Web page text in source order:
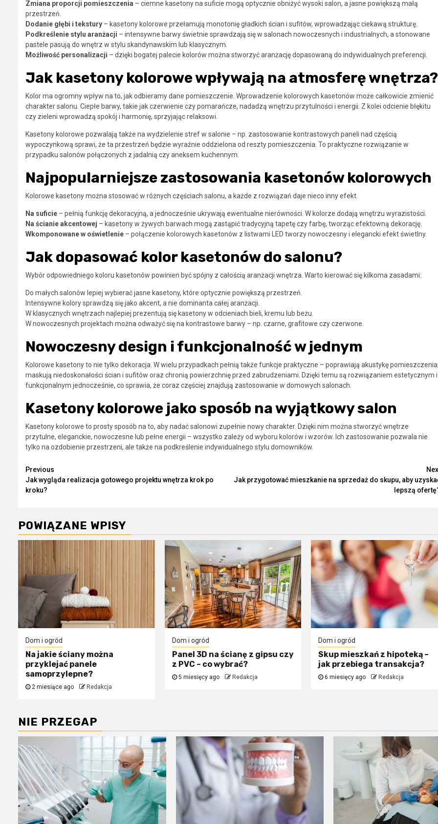
Zmiana proporcji pomieszczenia – ciemne kasetony na suficie mogą optycznie obniżyć wysoki salon, a jasne powiększą małą
przestrzeń.
Dodanie głębi i tekstury – kasetony kolorowe przełamują monotonię gładkich ścian i sufitów, wprowadzając ciekawą strukturę.
Podkreślenie stylu aranżacji – intensywne barwy świetnie sprawdzają się w salonach nowoczesnych i industrialnych, a stonowane
pastele pasują do wnętrz w stylu skandynawskim lub klasycznym.
Możliwość personalizacji – dzięki bogatej palecie kolorów można stworzyć aranżację dopasowaną do indywidualnych preferencji.
Jak kasetony kolorowe wpływają na atmosferę wnętrza?
Kolor ma ogromny wpływ na to, jak odbieramy dane pomieszczenie. Wprowadzenie kolorowych kasetonów może całkowicie zmienić
charakter salonu. Ciepłe barwy, takie jak czerwienie czy pomarańcze, nadadzą wnętrzu przytulności i energii. Z kolei odcienie błękitu
czy zieleni wprowadzą spokój i harmonię, sprzyjając relaksowi.
Kasetony kolorowe pozwalają także na wydzielenie stref w salonie – np. zastosowanie kontrastowych paneli nad częścią
wypoczynkową sprawi, że ta przestrzeń będzie wyraźnie oddzielona od reszty pomieszczenia. To praktyczne rozwiązanie w
przypadku salonów połączonych z jadalnią czy aneksem kuchennym.
Najpopularniejsze zastosowania kasetonów kolorowych
Kolorowe kasetony można stosować w różnych częściach salonu, a każde z rozwiązań daje nieco inny efekt.
Na suficie – pełnią funkcję dekoracyjną, a jednocześnie ukrywają ewentualne nierówności. W kolorze dodają wnętrzu wyrazistości.
Na ścianie akcentowej – kasetony w żywych barwach mogą zastąpić tradycyjną tapetę czy farbę, tworząc efektowną dekorację.
Wkomponowane w oświetlenie – połączenie kolorowych kasetonów z listwami LED tworzy nowoczesny i elegancki efekt świetlny.
Jak dopasować kolor kasetonów do salonu?
Wybór odpowiedniego koloru kasetonów powinien być spójny z całością aranżacji wnętrza. Warto kierować się kilkoma zasadami:
Do małych salonów lepiej wybierać jasne kasetony, które optycznie powiększą przestrzeń.
Intensywne kolory sprawdzą się jako akcent, a nie dominanta całej aranżacji.
W klasycznych wnętrzach najlepiej prezentują się kasetony w odcieniach bieli, kremu lub beżu.
W nowoczesnych projektach można odważyć się na kontrastowe barwy – np. czarne, grafitowe czy czerwone.
Nowoczesny design i funkcjonalność w jednym
Kolorowe kasetony to nie tylko dekoracja. W wielu przypadkach pełnią także funkcje praktyczne – poprawiają akustykę
maskują niedoskonałości ścian i sufitów oraz chronią powierzchnię przed zabrudzeniami. Dzięki temu są rozwiązaniem estetycznym i
funkcjonalnym jednocześnie, co sprawia, że coraz częściej znajdują zastosowanie w domowych salonach.
Kasetony kolorowe jako sposób na wyjątkowy salon
Kasetony kolorowe to prosty sposób na to, aby nadać salonowi zupełnie nowy charakter. Dzięki nim można stworzyć wnętrze
przytulne, eleganckie, nowoczesne lub pełne energii – wszystko zależy od wyboru kolorów i wzorów. Ich zastosowanie pozwala nie
tylko na ozdobienie przestrzeni, ale także na podkreślenie indywidualnego stylu domowników.
Continue
Reading
Previous
Jak wygląda realizacja gotowego projektu wnętrza krok po
kroku?
Jak przygotować mieszkanie na sprzedaż do skupu, aby
lepszą
POWIĄZANE WPISY
Dom i ogród
Na jakie ściany można
przyklejać panele
samoprzylepne?
2 miesiące ago Redakcja
Dom i ogród
Panel 3D na ścianę z gipsu czy
z PVC – co wybrać?
5 miesięcy ago Redakcja
Dom i ogród
Skup mieszkań z hipoteką –
jak przebiega transakcja?
6 miesięcy ago Redakcja
NIE PRZEGAP